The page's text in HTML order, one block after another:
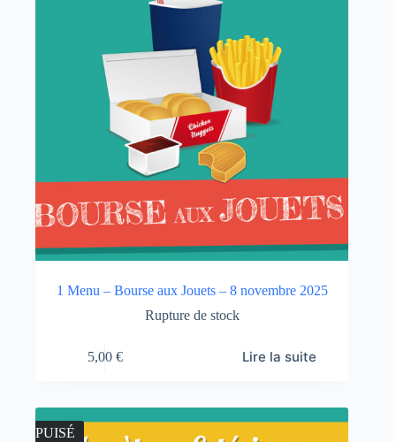
1 Menu – Bourse aux Jouets – 8 novembre 2025
Rupture de stock
5,00 € Lire la suite
ÉPUISÉ